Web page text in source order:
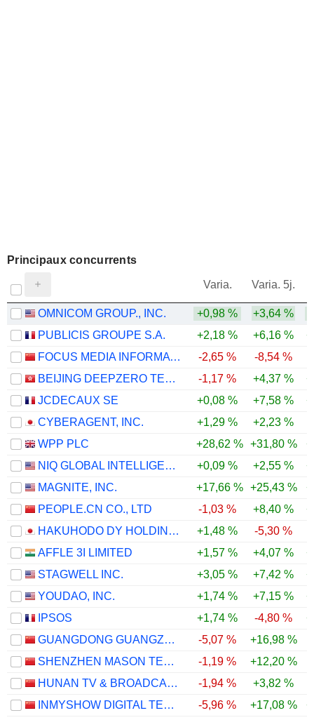
Principaux concurrents
Varia. Varia. 5j.
OMNICOM GROUP., INC.
+0,98 % +3,64 %
PUBLICIS GROUPE S.A.
+2,18 % +6,16 %
FOCUS MEDIA INFORMATION TECHNOLOGY CO., LTD.
-2,65 % -8,54 %
BEIJING DEEPZERO TECHNOLOGY CO., LTD.
-1,17 % +4,37 %
JCDECAUX SE
+0,08 % +7,58 %
CYBERAGENT, INC.
+1,29 % +2,23 %
WPP PLC
+28,62 % +31,80 %
NIQ GLOBAL INTELLIGENCE PLC
+0,09 % +2,55 %
MAGNITE, INC.
+17,66 % +25,43 %
PEOPLE.CN CO., LTD
-1,03 % +8,40 %
HAKUHODO DY HOLDINGS INC
+1,48 % -5,30 %
AFFLE 3I LIMITED
+1,57 % +4,07 %
STAGWELL INC.
+3,05 % +7,42 %
YOUDAO, INC.
+1,74 % +7,15 %
IPSOS
+1,74 % -4,80 %
GUANGDONG GUANGZHOU DAILY MEDIA CO., LTD.
-5,07 % +16,98 %
SHENZHEN MASON TECHNOLOGIES CO.,LTD
-1,19 % +12,20 %
HUNAN TV & BROADCAST INTERMEDIARY CO., LTD.
-1,94 % +3,82 %
INMYSHOW DIGITAL TECHNOLOGY(GROUP)CO.,LTD.
-5,96 % +17,08 %